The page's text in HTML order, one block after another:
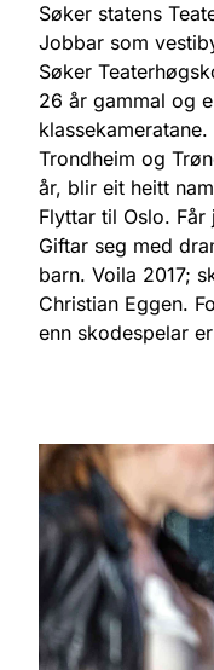
Søker statens
Jobbar som
Søker
26 år gammal og
Trondheim og
år, blir eit heitt
Flyttar til Oslo.
Giftar seg med
barn. Voila 2017;
Christian Eggen.
enn skodespelar